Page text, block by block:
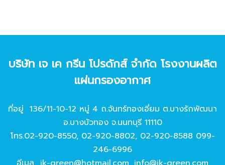
บริษัท เจ เค กรีน โปรดักส์ จํากัด โรงงานผลิต
แผ่นกรองอากาศ
ที่อยู่ 136/11-10-12 หมู่ 4 ถ.จันทร์ทองเอี่ยม ต.บางรักพัฒนา
อ.บางบัวทอง จ.นนทบุรี 11110
โทร.02-920-8550, 02-920-8802, 02-920-8588 099-
246-6996